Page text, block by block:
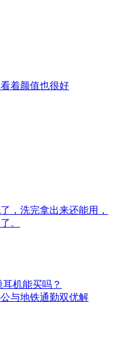
着颜值也很好
，洗完拿出来还能用，
。
机能买吗？
与地铁通勤双优解